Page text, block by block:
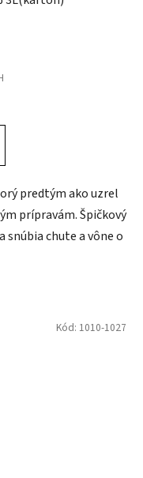
predtým ako uzrel
prípravám. Špičkový
snúbia chute a vône o
Kód: 1010-1027